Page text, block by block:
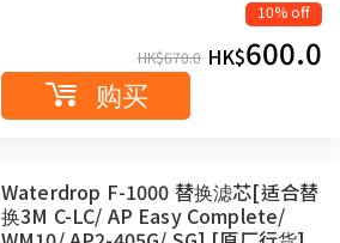
10% off
HK$670.0 HK$600.0
购买
Waterdrop F-1000 替换滤芯[适合替
换3M C-LC/ AP Easy Complete/